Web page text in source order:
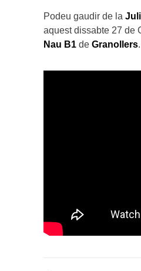
Podeu gaudir de la
aquest dissabte 27 de
Nau B1 de Granollers.